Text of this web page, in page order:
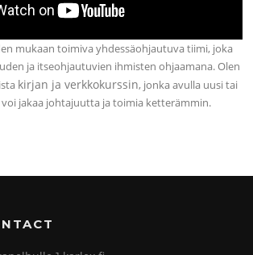
mukaan toimiva yhdessäohjautuva tiimi, joka
ja itseohjautuvien ihmisten ohjaamana. Olen
kirjan ja verkkokurssin, jonka avulla uusi tai
jakaa johtajuutta ja toimia ketterämmin.